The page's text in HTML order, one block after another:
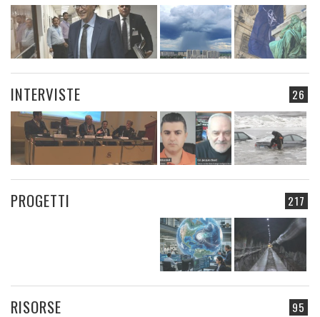
26
INTERVISTE
217
PROGETTI
95
RISORSE